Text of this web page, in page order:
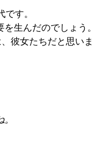
す。
生んだのでしょう。
彼女たちだと思いま